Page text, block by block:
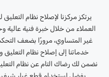
يرتكز مركزنا لإصلاح نظام
العملاء من خلال خبرة فنية عالية
غير المتساوي، مرورًا بضعف
خدماتنا إلى إصلاح نظام التعليق
نضمن لك رضاك ​​التام عن نظام